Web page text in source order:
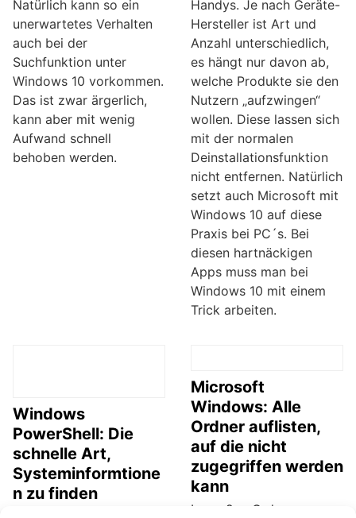
Natürlich kann so ein
unerwartetes Verhalten
auch bei der
Suchfunktion unter
Windows 10 vorkommen.
Das ist zwar ärgerlich,
kann aber mit wenig
Aufwand schnell
behoben werden.
Handys. Je nach Geräte-
Hersteller ist Art und
Anzahl unterschiedlich,
es hängt nur davon ab,
welche Produkte sie den
Nutzern „aufzwingen“
wollen. Diese lassen sich
mit der normalen
Deinstallationsfunktion
nicht entfernen. Natürlich
setzt auch Microsoft mit
Windows 10 auf diese
Praxis bei PC´s. Bei
diesen hartnäckigen
Apps muss man bei
Windows 10 mit einem
Trick arbeiten.
Windows
PowerShell: Die
schnelle Art,
Systeminformtione
n zu finden
Microsoft
Windows: Alle
Ordner auflisten,
auf die nicht
zugegriffen werden
kann
In großen Ordner-